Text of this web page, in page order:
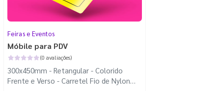
Feiras e Eventos
Móbile para PDV
(0 avaliações)
300x450mm - Retangular - Colorido
Frente e Verso - Carretel Fio de Nylon